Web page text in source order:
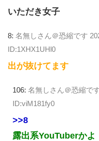
いただき女子
8: 名無しさん＠恐縮です
ID:1XHX1UHl0
出が抜けてます
106: 名無しさん＠恐縮で
ID:viM181fy0
>>8
露出系YouTuberかよ